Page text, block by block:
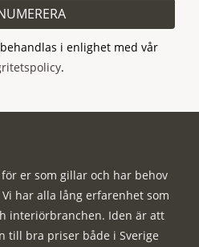
i enlighet med vår
.
er som gillar och har behov
har alla lång erfarenhet som
interiörbranchen. Iden är att
till bra priser både i Sverige